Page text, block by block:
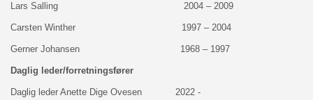
Lars Salling 2004 – 2009
Carsten Winther 1997 – 2004
Gerner Johansen 1968 – 1997
Daglig leder/forretningsfører
Daglig leder Anette Dige Ovesen 2022 -